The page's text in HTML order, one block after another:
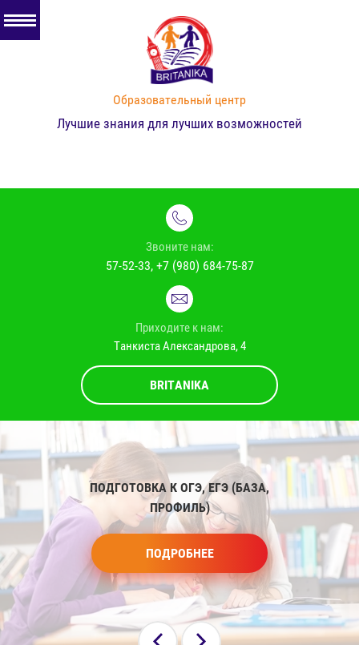
Образовательный центр
Лучшие знания для лучших возможностей
Звоните нам:
57-52-33, +7 (980) 684-75-87
Приходите к нам:
Танкиста Александрова, 4
BRITANIKA
ПОДГОТОВКА К ОГЭ, ЕГЭ (БАЗА,
ПРОФИЛЬ)
ПОДРОБНЕЕ